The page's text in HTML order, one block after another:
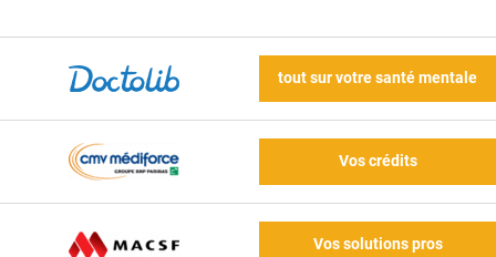
tout sur votre santé mentale
Vos crédits
Vos solutions pros